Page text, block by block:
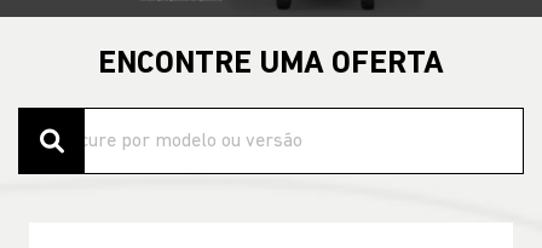
ENCONTRE UMA OFERTA